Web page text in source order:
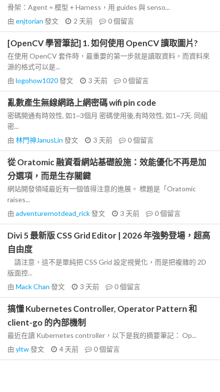
骨架：Agent = 模型 + Harness，用 guides 與 senso...
由 enjtorian 發文 2 天前 0個留言
[OpenCV 學習筆記] 1. 如何使用 OpenCV 讀取圖片?
在使用 OpenCV 套件時，最重要的第一步就是讀取資料，而資料來
源的格式可以是...
由 logohow1020發文 3 天前 0個留言
亂數產生無線網路上網密碼 wifi pin code
密碼開通有時效性, 如1~3個月 密碼使用後,有時效性, 如1~7天. 同組
密...
由 林門神JanusLin 發文 3 天前 0個留言
從 Oratomic 融資看網站基礎設施：效能優化不再是加
分選項，而是生存關鍵
網站開發領域最近有一個值得注意的進展。 標題是「Oratomic
raises...
由 adventurernotdead_rick發文 3 天前 0個留言
Divi 5 最新版 CSS Grid Editor | 2026 年強勢登場，超高
自由度
請注意，這不是單純把 CSS Grid 設定視覺化，而是把複雜的 2D
版面控...
由 Mack Chan 發文 3 天前 0個留言
搞懂 Kubernetes Controller, Operator Pattern 和
client-go 的內部機制
最近在讀 Kubernetes controller，以下是我的摘要筆記： Op...
由 yltw發文 4 天前 0個留言